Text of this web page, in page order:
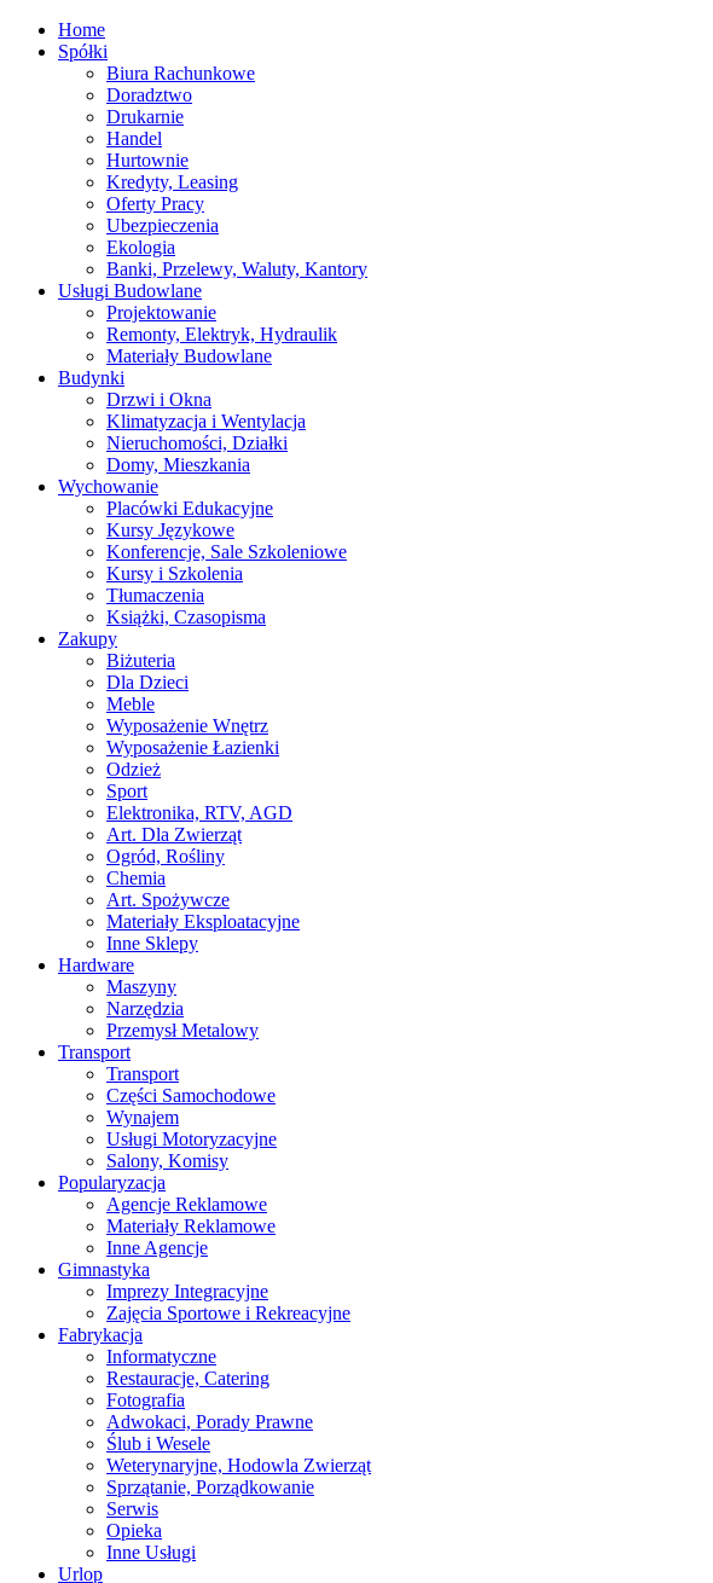
Home
Spółki
Biura Rachunkowe
Doradztwo
Drukarnie
Handel
Hurtownie
Kredyty, Leasing
Oferty Pracy
Ubezpieczenia
Ekologia
Banki, Przelewy, Waluty, Kantory
Usługi Budowlane
Projektowanie
Remonty, Elektryk, Hydraulik
Materiały Budowlane
Budynki
Drzwi i Okna
Klimatyzacja i Wentylacja
Nieruchomości, Działki
Domy, Mieszkania
Wychowanie
Placówki Edukacyjne
Kursy Językowe
Konferencje, Sale Szkoleniowe
Kursy i Szkolenia
Tłumaczenia
Książki, Czasopisma
Zakupy
Biżuteria
Dla Dzieci
Meble
Wyposażenie Wnętrz
Wyposażenie Łazienki
Odzież
Sport
Elektronika, RTV, AGD
Art. Dla Zwierząt
Ogród, Rośliny
Chemia
Art. Spożywcze
Materiały Eksploatacyjne
Inne Sklepy
Hardware
Maszyny
Narzędzia
Przemysł Metalowy
Transport
Transport
Części Samochodowe
Wynajem
Usługi Motoryzacyjne
Salony, Komisy
Popularyzacja
Agencje Reklamowe
Materiały Reklamowe
Inne Agencje
Gimnastyka
Imprezy Integracyjne
Zajęcia Sportowe i Rekreacyjne
Fabrykacja
Informatyczne
Restauracje, Catering
Fotografia
Adwokaci, Porady Prawne
Ślub i Wesele
Weterynaryjne, Hodowla Zwierząt
Sprzątanie, Porządkowanie
Serwis
Opieka
Inne Usługi
Urlop